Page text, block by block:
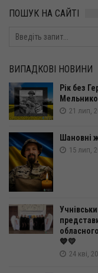
ПОШУК НА САЙТІ
ВИПАДКОВІ НОВИНИ
Рік без
21 лип,
Шановні
15 лип,
💙💛
24 кві,